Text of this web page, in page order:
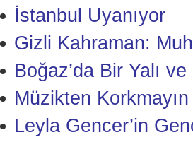
İstanbul Uyanıyor
Gizli Kahraman:
Boğaz’da Bir Yalı
Müzikten Korkmayın
Leyla Gencer’in